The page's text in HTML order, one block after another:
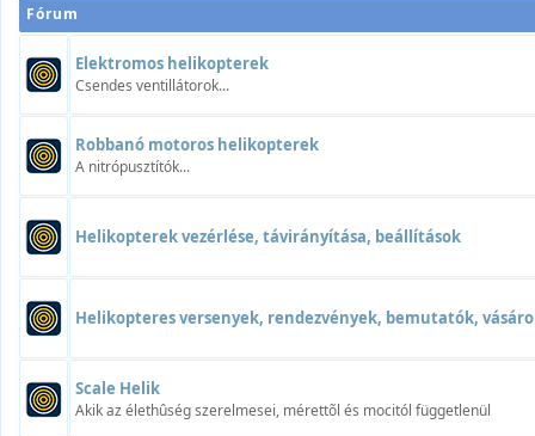
Fórum
Elektromos helikopterek
Csendes ventillátorok...
Robbanó motoros helikopterek
A nitrópusztítók...
Helikopterek vezérlése, távirányítása, beállítások
Helikopteres versenyek, rendezvények, bemutatók,
Scale Helik
Akik az élethûség szerelmesei, mérettõl és mocitól függetlenül